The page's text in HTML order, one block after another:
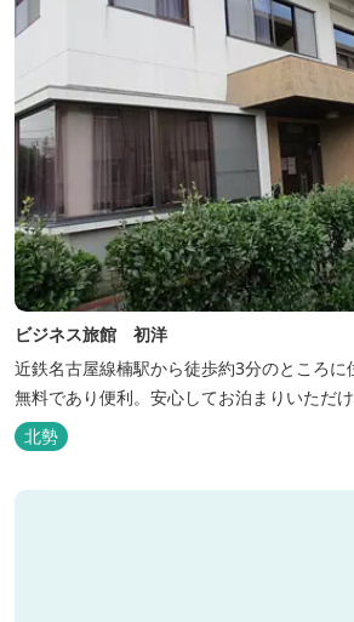
ビジネス旅館 初洋
近鉄名古屋線楠駅から徒歩約3分のところに
無料であり便利。安心してお泊まりいただけ
北勢